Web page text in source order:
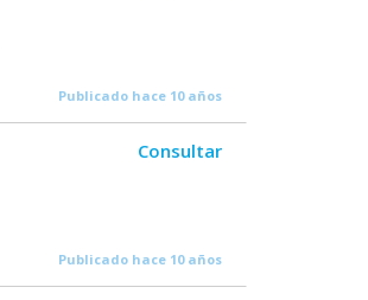
Publicado hace 10 años
Consultar
Publicado hace 10 años